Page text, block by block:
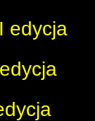
edycja